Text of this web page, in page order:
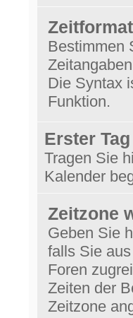
Bestimmen
Die Syntax
Funktion.
Erster
Tragen Sie
Kalender
Zeitzone
Geben Sie
falls Sie
Foren
Zeiten der
Zeitzone